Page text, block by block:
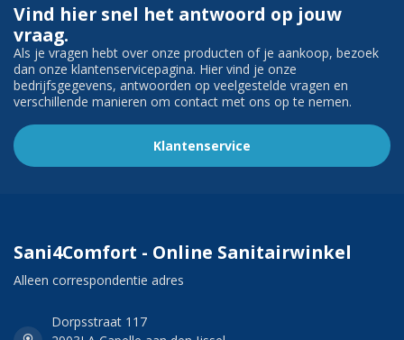
Vind hier snel het antwoord op jouw
vraag.
Als je vragen hebt over onze producten of je aankoop, bezoek
dan onze klantenservicepagina. Hier vind je onze
bedrijfsgegevens, antwoorden op veelgestelde vragen en
verschillende manieren om contact met ons op te nemen.
Klantenservice
Sani4Comfort - Online Sanitairwinkel
Alleen correspondentie adres
Dorpsstraat 117